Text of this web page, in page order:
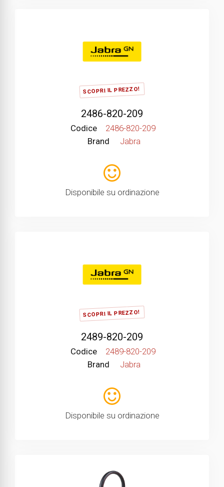
SCOPRI IL PREZZO!
2486-820-209
Codice
2486-820-209
Brand
Jabra
Disponibile su ordinazione
SCOPRI IL PREZZO!
2489-820-209
Codice
2489-820-209
Brand
Jabra
Disponibile su ordinazione